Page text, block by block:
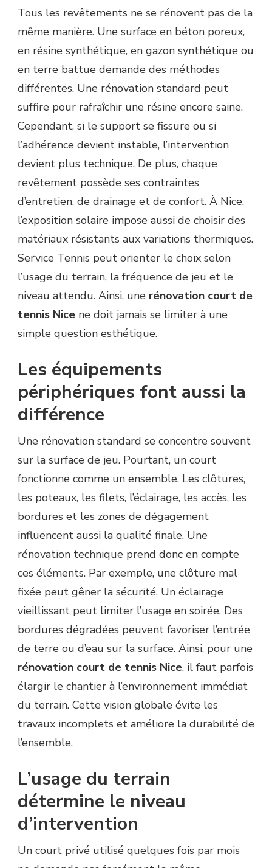
Tous les revêtements ne se rénovent pas de la
même manière. Une surface en béton poreux,
en résine synthétique, en gazon synthétique ou
en terre battue demande des méthodes
différentes. Une rénovation standard peut
suffire pour rafraîchir une résine encore saine.
Cependant, si le support se fissure ou si
l’adhérence devient instable, l’intervention
devient plus technique. De plus, chaque
revêtement possède ses contraintes
d’entretien, de drainage et de confort. À Nice,
l’exposition solaire impose aussi de choisir des
matériaux résistants aux variations thermiques.
Service Tennis peut orienter le choix selon
l’usage du terrain, la fréquence de jeu et le
niveau attendu. Ainsi, une rénovation court de
tennis Nice ne doit jamais se limiter à une
simple question esthétique.
Les équipements
périphériques font aussi la
différence
Une rénovation standard se concentre souvent
sur la surface de jeu. Pourtant, un court
fonctionne comme un ensemble. Les clôtures,
les poteaux, les filets, l’éclairage, les accès, les
bordures et les zones de dégagement
influencent aussi la qualité finale. Une
rénovation technique prend donc en compte
ces éléments. Par exemple, une clôture mal
fixée peut gêner la sécurité. Un éclairage
vieillissant peut limiter l’usage en soirée. Des
bordures dégradées peuvent favoriser l’entrée
de terre ou d’eau sur la surface. Ainsi, pour une
rénovation court de tennis Nice, il faut parfois
élargir le chantier à l’environnement immédiat
du terrain. Cette vision globale évite les
travaux incomplets et améliore la durabilité de
l’ensemble.
L’usage du terrain
détermine le niveau
d’intervention
Un court privé utilisé quelques fois par mois